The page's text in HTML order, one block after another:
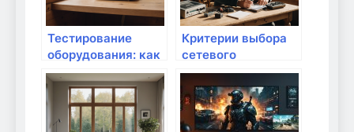
Тестирование
оборудования: как
его провести?
Критерии выбора
сетевого
оборудования для
компании